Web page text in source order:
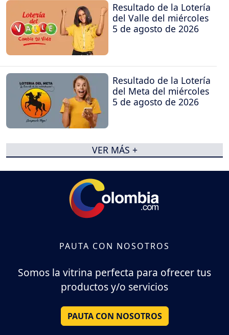
Resultado de la Lotería
del Valle del miércoles
5 de agosto de 2026
Resultado de la Lotería
del Meta del miércoles
5 de agosto de 2026
VER MÁS +
PAUTA CON NOSOTROS
Somos la vitrina perfecta para ofrecer tus
productos y/o servicios
PAUTA CON NOSOTROS